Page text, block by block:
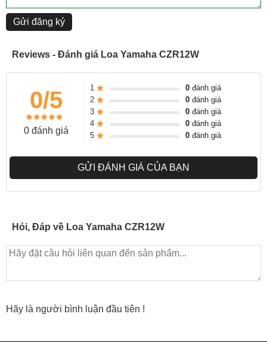
Thương hiệu uy tín:Yamaha là một thương hiệu âm thanh
nổi tiếng trên thế giới, được nhiều người tin dùng.
CZR là dòng loa thụ động đầu bảng của Yamaha, hãng đã đem
những tinh túy trong nhiều năm chế tạo nhạc cụ, loa vào một dòng
đây, đó chính là CZR Series.
Gửi đăng ký
Reviews - Đánh giá Loa Yamaha CZR12W
0/5
0 đánh giá
1 0đánh giá
2
0đánh giá
3
0đánh giá
4
0đánh giá
5
0đánh giá
GỬI ĐÁNH GIÁ CỦA BẠN
Hỏi, Đáp về Loa Yamaha CZR12W
Hãy là người bình luận đầu tiên !